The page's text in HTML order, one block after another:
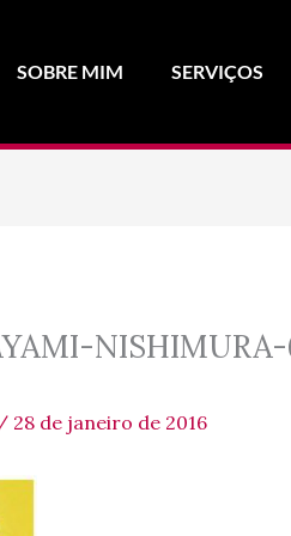
SOBRE MIM SERVIÇOS
/ 28 de janeiro de 2016